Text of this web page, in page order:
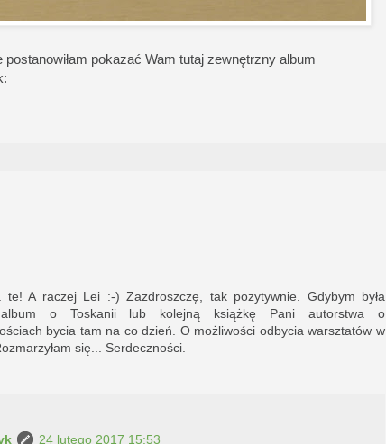
pokazać Wam tutaj zewnętrzny album
A raczej Lei :-) Zazdroszczę, tak pozytywnie. Gdybym była
album o Toskanii lub kolejną książkę Pani autorstwa o
bycia tam na co dzień. O możliwości odbycia warsztatów w
się... Serdeczności.
24 lutego 2017 15:53